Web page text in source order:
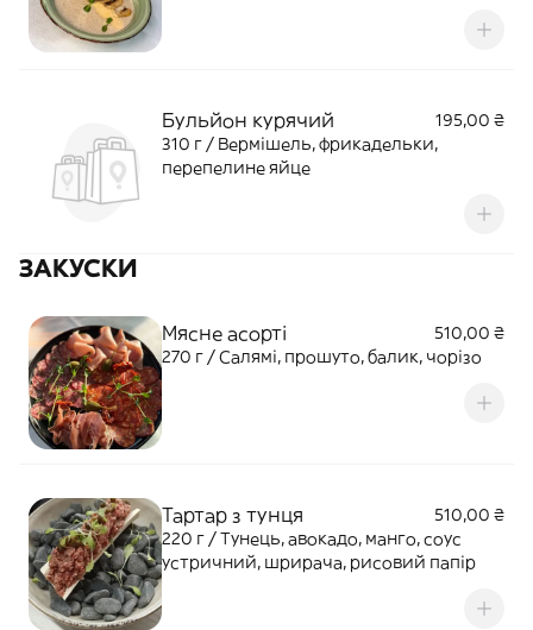
Бульйон курячий
195,00 ₴
310 г / Вермішель, фрикадельки,
перепелине яйце
ЗАКУСКИ
Мясне асорті
510,00 ₴
270 г / Салямі, прошуто, балик, чорізо
Тартар з тунця
510,00 ₴
220 г / Тунець, авокадо, манго, соус
устричний, шрирача, рисовий папір